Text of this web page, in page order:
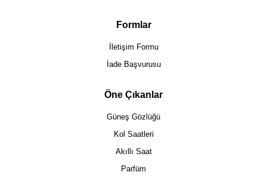
Formlar
İletişim Formu
İade Başvurusu
Öne Çıkanlar
Güneş Gözlüğü
Kol Saatleri
Akıllı Saat
Parfüm